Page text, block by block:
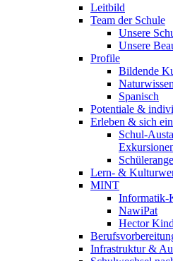
Leitbild
Team der Schule
Unsere
Unsere
Profile
Bildende
Spanisch
Potentiale &
Erleben & sich
Schul-
Lern- &
MINT
Informatik-
NawiPat
Hector
Infrastruktur &